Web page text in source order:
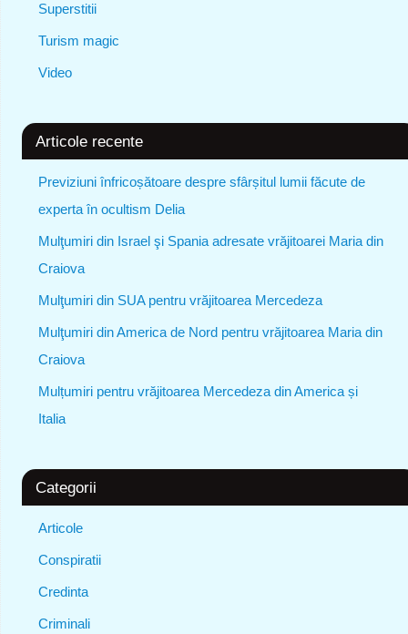
Superstitii
Turism magic
Video
Articole recente
Previziuni înfricoșătoare despre sfârșitul lumii făcute de
experta în ocultism Delia
Mulţumiri din Israel şi Spania adresate vrăjitoarei Maria din
Craiova
Mulţumiri din SUA pentru vrăjitoarea Mercedeza
Mulţumiri din America de Nord pentru vrăjitoarea Maria din
Craiova
Mulțumiri pentru vrăjitoarea Mercedeza din America și
Italia
Categorii
Articole
Conspiratii
Credinta
Criminali